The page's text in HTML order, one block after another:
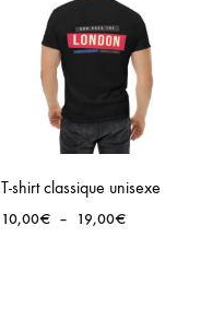
T-shirt classique unisexe
10,00€ – 19,00€Plage